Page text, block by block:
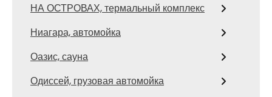
НА ОСТРОВАХ, термальный комплекс
Ниагара, автомойка
Оазис, сауна
Одиссей, грузовая автомойка